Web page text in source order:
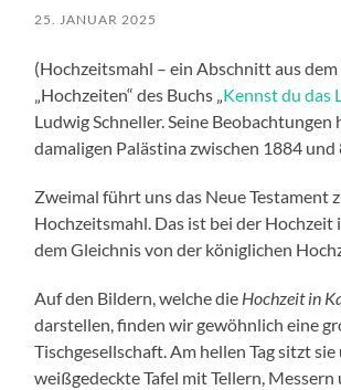
25. JANUAR 2025
(Hochzeitsmahl – ein Abschnitt aus
„Hochzeiten“ des Buchs „Kennst du das
Ludwig Schneller. Seine Beobachtungen
damaligen Palästina zwischen 1884 und
Zweimal führt uns das Neue Testament
Hochzeitsmahl. Das ist bei der Hochzeit
dem Gleichnis von der königlichen
Auf den Bildern, welche die Hochzeit in
darstellen, finden wir gewöhnlich eine
Tischgesellschaft. Am hellen Tag sitzt sie
weißgedeckte Tafel mit Tellern, Messern